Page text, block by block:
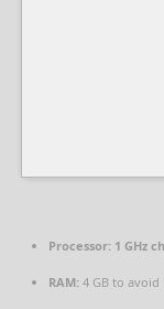
Processor: 1 GHz
RAM: 4 GB to avoid